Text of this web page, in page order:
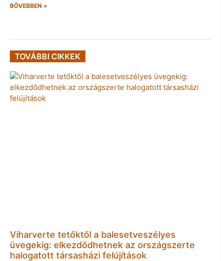
BŐVEBBEN »
TOVÁBBI CIKKEK
Viharverte tetőktől a balesetveszélyes
üvegekig: elkezdődhetnek az országszerte
halogatott társasházi felújítások